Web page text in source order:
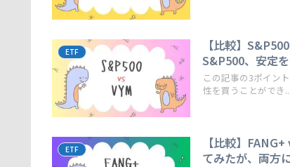
ETF
【比較】
S&P500、安定
この記事の3ポイン
性を買うことができ...
ETF
【比較】
てみたが、両方